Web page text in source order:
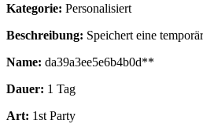
Kategorie: Personalisiert
Beschreibung: Speichert eine
Name: da39a3ee5e6b4b0d**
Dauer: 1 Tag
Art: 1st Party